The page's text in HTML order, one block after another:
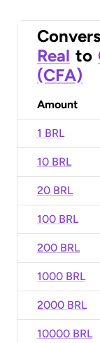
Real to
(CFA)
Amount
1 BRL
10 BRL
20 BRL
100 BRL
200 BRL
1000 BRL
2000 BRL
10000 BRL